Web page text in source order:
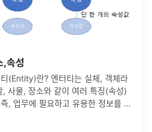
속성
(Entity)란? 엔터티는 실체, 객체라
사물, 장소와 같이 여러 특징(속성)
, 업무에 필요하고 유용한 정보를 저